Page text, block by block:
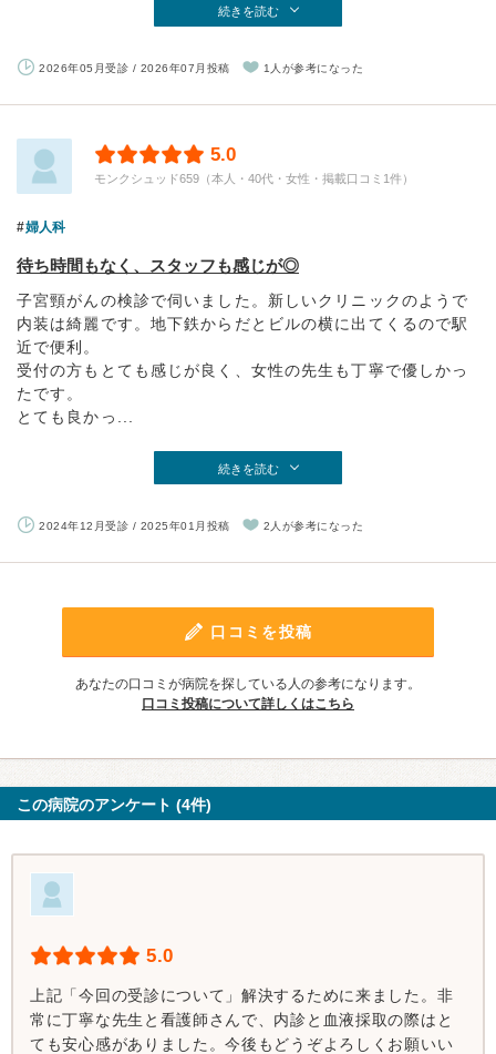
続きを読む
2026年05月受診 / 2026年07月投稿 1人が参考になった
5.0
モンクシュッド659（本人・40代・女性・掲載口コミ1件）
婦人科
待ち時間もなく、スタッフも感じが◎
子宮頸がんの検診で伺いました。新しいクリニックのようで
内装は綺麗です。地下鉄からだとビルの横に出てくるので駅
近で便利。
受付の方もとても感じが良く、女性の先生も丁寧で優しかっ
たです。
とても良かっ...
続きを読む
2024年12月受診 / 2025年01月投稿 2人が参考になった
口コミを投稿
あなたの口コミが病院を探している人の参考になります。
口コミ投稿について詳しくはこちら
この病院のアンケート (4件)
5.0
上記「今回の受診について」解決するために来ました。非
常に丁寧な先生と看護師さんで、内診と血液採取の際はと
ても安心感がありました。今後もどうぞよろしくお願いい